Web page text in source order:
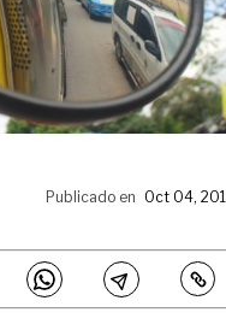
Publicado en Oct 04,